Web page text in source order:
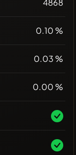
4868
0.10 %
0.03 %
0.00 %